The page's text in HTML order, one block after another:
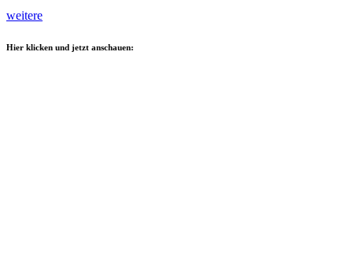
weitere
Hier klicken und jetzt anschauen: